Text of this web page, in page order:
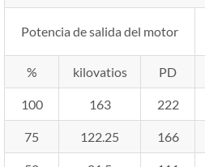
Potencia de salida del motor
% kilovatios PD
100 163 222
75 122.25 166